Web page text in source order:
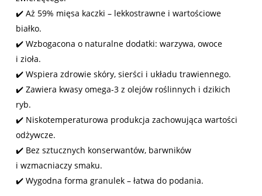
✔️ Aż 59% mięsa kaczki – lekkostrawne i wartościowe
białko.
✔️ Wzbogacona o naturalne dodatki: warzywa, owoce
i zioła.
✔️ Wspiera zdrowie skóry, sierści i układu trawiennego.
✔️ Zawiera kwasy omega-3 z olejów roślinnych i dzikich
ryb.
✔️ Niskotemperaturowa produkcja zachowująca wartości
odżywcze.
✔️ Bez sztucznych konserwantów, barwników
i wzmacniaczy smaku.
✔️ Wygodna forma granulek – łatwa do podania.